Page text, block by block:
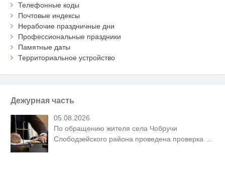
Телефонные коды
Почтовые индексы
Нерабочие праздничные дни
Профессиональные праздники
Памятные даты
Территориальное устройство
Дежурная часть
05.08.2026
По обращению жителя села Чобручи
Слободзейского района проведена проверка